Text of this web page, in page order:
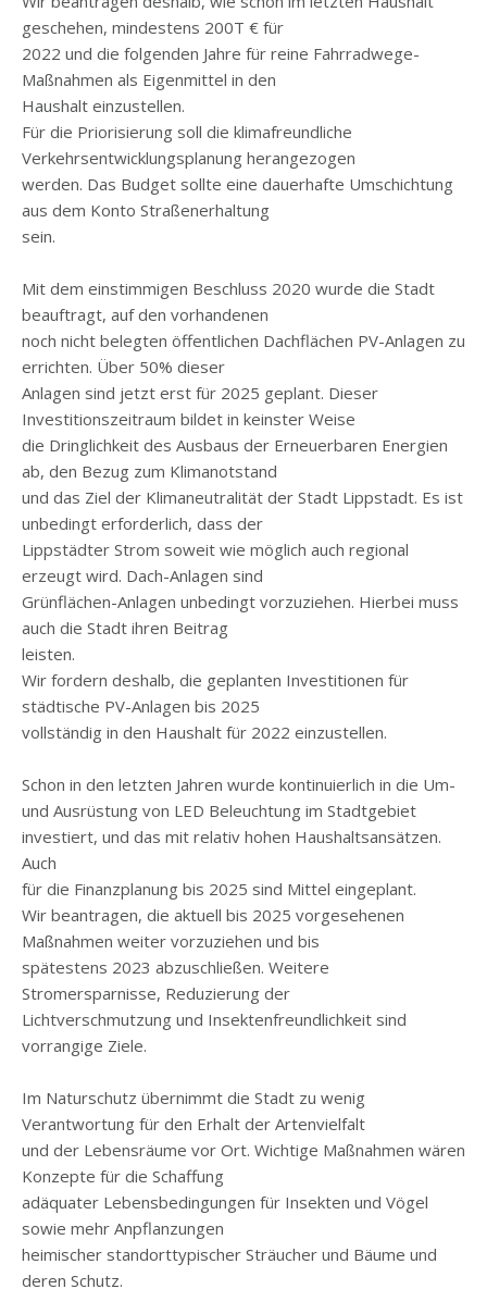
geschehen, mindestens 200T € für
2022 und die folgenden Jahre für reine Fahrradwege-
Maßnahmen als Eigenmittel in den
Haushalt einzustellen.
Für die Priorisierung soll die klimafreundliche
Verkehrsentwicklungsplanung herangezogen
werden. Das Budget sollte eine dauerhafte Umschichtung
aus dem Konto Straßenerhaltung
sein.
Mit dem einstimmigen Beschluss 2020 wurde die Stadt
beauftragt, auf den vorhandenen
noch nicht belegten öffentlichen Dachflächen PV-Anlagen zu
errichten. Über 50% dieser
Anlagen sind jetzt erst für 2025 geplant. Dieser
Investitionszeitraum bildet in keinster Weise
die Dringlichkeit des Ausbaus der Erneuerbaren Energien
ab, den Bezug zum Klimanotstand
und das Ziel der Klimaneutralität der Stadt Lippstadt. Es ist
unbedingt erforderlich, dass der
Lippstädter Strom soweit wie möglich auch regional
erzeugt wird. Dach-Anlagen sind
Grünflächen-Anlagen unbedingt vorzuziehen. Hierbei muss
auch die Stadt ihren Beitrag
leisten.
Wir fordern deshalb, die geplanten Investitionen für
städtische PV-Anlagen bis 2025
vollständig in den Haushalt für 2022 einzustellen.
Schon in den letzten Jahren wurde kontinuierlich in die Um-
und Ausrüstung von LED Beleuchtung im Stadtgebiet
investiert, und das mit relativ hohen Haushaltsansätzen.
Auch
für die Finanzplanung bis 2025 sind Mittel eingeplant.
Wir beantragen, die aktuell bis 2025 vorgesehenen
Maßnahmen weiter vorzuziehen und bis
spätestens 2023 abzuschließen. Weitere
Stromersparnisse, Reduzierung der
Lichtverschmutzung und Insektenfreundlichkeit sind
vorrangige Ziele.
Im Naturschutz übernimmt die Stadt zu wenig
Verantwortung für den Erhalt der Artenvielfalt
und der Lebensräume vor Ort. Wichtige Maßnahmen wären
Konzepte für die Schaffung
adäquater Lebensbedingungen für Insekten und Vögel
sowie mehr Anpflanzungen
heimischer standorttypischer Sträucher und Bäume und
deren Schutz.